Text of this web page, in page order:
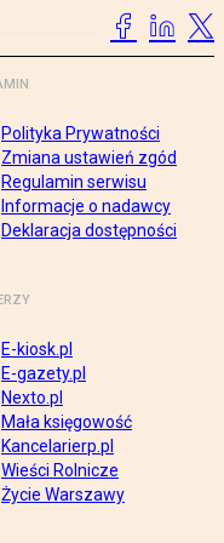
Polityka Prywatności
Zmiana ustawień zgód
Regulamin serwisu
Informacje o nadawcy
Deklaracja dostępności
E-kiosk.pl
E-gazety.pl
Nexto.pl
Mała księgowość
Kancelarierp.pl
Wieści Rolnicze
Życie Warszawy